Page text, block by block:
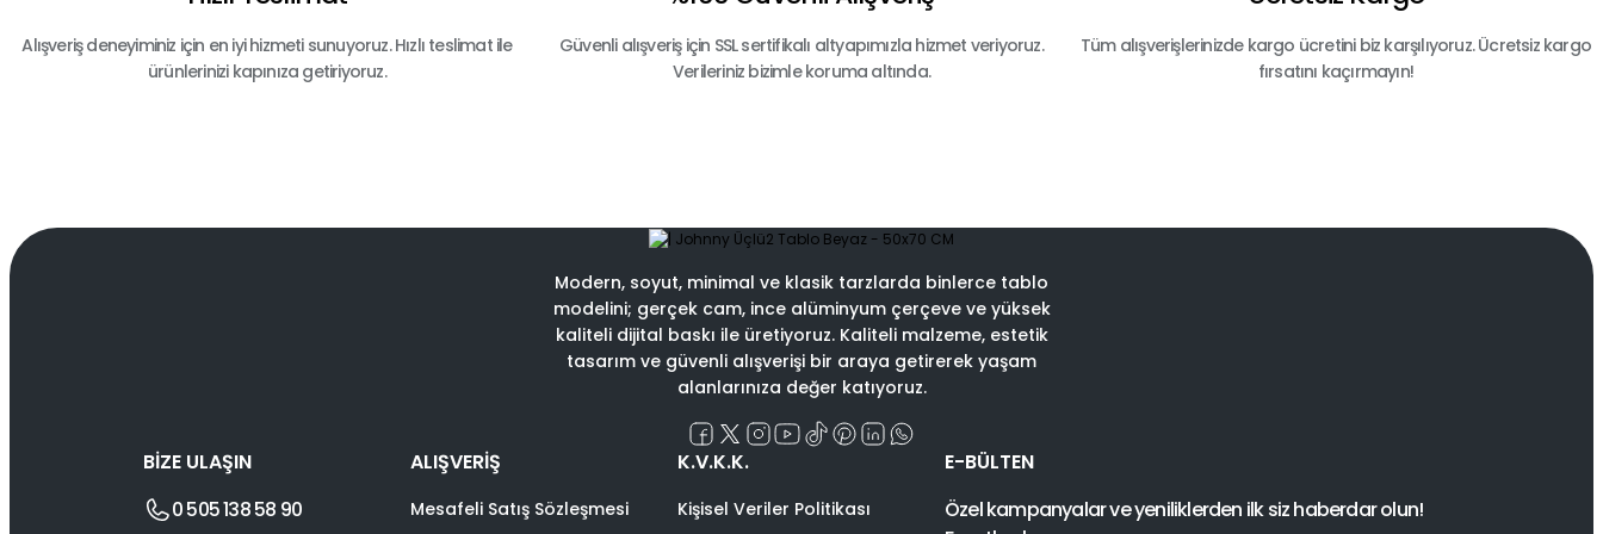
Alışveriş deneyiminiz için en iyi hizmeti sunuyoruz. Hızlı teslimat ile
ürünlerinizi kapınıza getiriyoruz.
Güvenli alışveriş için SSL sertifikalı altyapımızla hizmet veriyoruz.
Verileriniz bizimle koruma altında.
Tüm alışverişlerinizde kargo ücretini biz karşılıyoruz. Ücretsiz kargo
fırsatını kaçırmayın!
Modern, soyut, minimal ve klasik tarzlarda binlerce tablo
modelini; gerçek cam, ince alüminyum çerçeve ve yüksek
kaliteli dijital baskı ile üretiyoruz. Kaliteli malzeme, estetik
tasarım ve güvenli alışverişi bir araya getirerek yaşam
alanlarınıza değer katıyoruz.
BİZE ULAŞIN
0 505 138 58 90
ALIŞVERİŞ
Mesafeli Satış Sözleşmesi
K.V.K.K.
Kişisel Veriler Politikası
E-BÜLTEN
Özel kampanyalar ve yeniliklerden ilk siz haberdar olun!